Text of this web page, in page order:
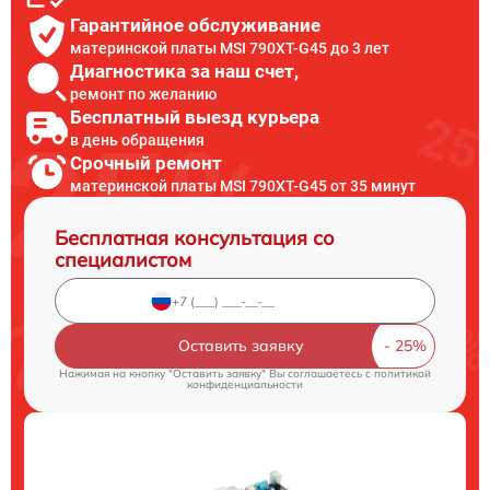
Гарантийное обслуживание
материнской платы MSI 790XT-G45 до 3 лет
Диагностика за наш счет,
ремонт по желанию
Бесплатный выезд курьера
в день обращения
Срочный ремонт
материнской платы MSI 790XT-G45 от 35 минут
Бесплатная консультация со
специалистом
Оставить заявку
Нажимая на кнопку "Оставить заявку" Вы соглашаетесь cполитикой
конфиденциальности